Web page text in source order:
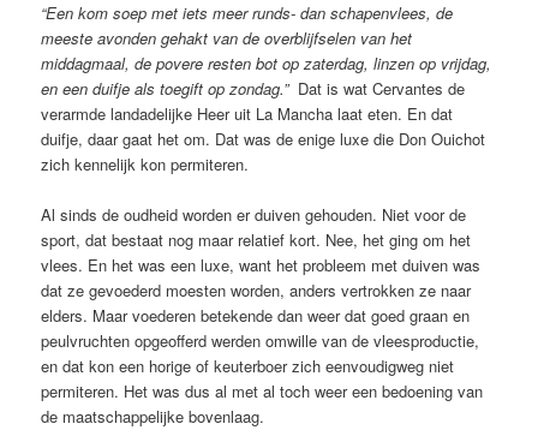
“Een kom soep met iets meer runds- dan schapenvlees, de
meeste avonden gehakt van de overblijfselen van het
middagmaal, de povere resten bot op zaterdag, linzen op vrijdag,
en een duifje als toegift op zondag.”Dat is wat Cervantes de
verarmde landadelijke Heer uit La Mancha laat eten. En dat
duifje, daar gaat het om. Dat was de enige luxe die Don Ouichot
zich kennelijk kon permiteren.
Al sinds de oudheid worden er duiven gehouden. Niet voor de
sport, dat bestaat nog maar relatief kort. Nee, het ging om het
vlees. En het was een luxe, want het probleem met duiven was
dat ze gevoederd moesten worden, anders vertrokken ze naar
elders. Maar voederen betekende dan weer dat goed graan en
peulvruchten opgeofferd werden omwille van de vleesproductie,
en dat kon een horige of keuterboer zich eenvoudigweg niet
permiteren. Het was dus al met al toch weer een bedoening van
de maatschappelijke bovenlaag.